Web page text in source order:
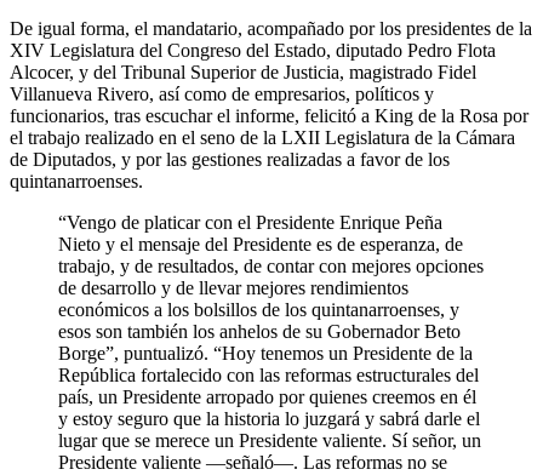
De igual forma, el mandatario, acompañado por los presidentes de la
XIV Legislatura del Congreso del Estado, diputado Pedro Flota
Alcocer, y del Tribunal Superior de Justicia, magistrado Fidel
Villanueva Rivero, así como de empresarios, políticos y
funcionarios, tras escuchar el informe, felicitó a King de la Rosa por
el trabajo realizado en el seno de la LXII Legislatura de la Cámara
de Diputados, y por las gestiones realizadas a favor de los
quintanarroenses.
“Vengo de platicar con el Presidente Enrique Peña
Nieto y el mensaje del Presidente es de esperanza, de
trabajo, y de resultados, de contar con mejores opciones
de desarrollo y de llevar mejores rendimientos
económicos a los bolsillos de los quintanarroenses, y
esos son también los anhelos de su Gobernador Beto
Borge”, puntualizó. “Hoy tenemos un Presidente de la
República fortalecido con las reformas estructurales del
país, un Presidente arropado por quienes creemos en él
y estoy seguro que la historia lo juzgará y sabrá darle el
lugar que se merece un Presidente valiente. Sí señor, un
Presidente valiente —señaló—. Las reformas no se